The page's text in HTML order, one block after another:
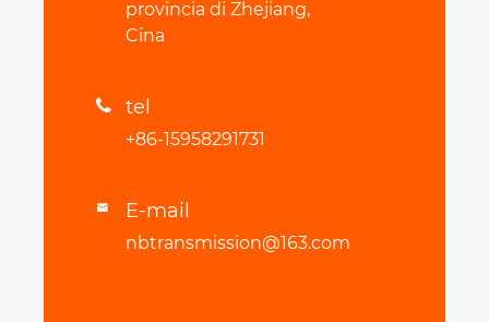
provincia di Zhejiang,
Cina
 tel
+86-15958291731
 E-mail
nbtransmission@163.com